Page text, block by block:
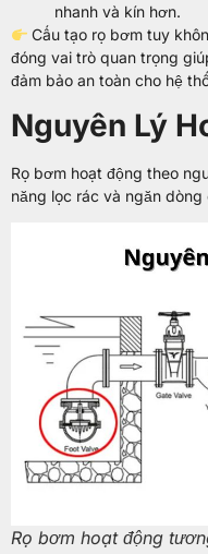
nhanh và kín hơn.
Cấu tạo rọ bơm tuy
đóng vai trò quan trọng
đảm bảo an toàn cho hệ
Nguyên Lý
Rọ bơm hoạt động theo
năng lọc rác và ngăn
Rọ bơm hoạt động